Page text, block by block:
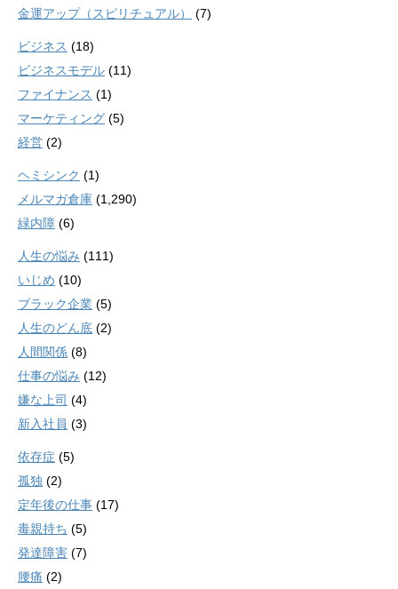
金運アップ（スピリチュアル）
(7)
ビジネス (18)
ビジネスモデル (11)
ファイナンス (1)
マーケティング (5)
経営 (2)
ヘミシンク (1)
メルマガ倉庫 (1,290)
緑内障 (6)
人生の悩み (111)
いじめ (10)
ブラック企業 (5)
人生のどん底 (2)
人間関係 (8)
仕事の悩み (12)
嫌な上司 (4)
新入社員 (3)
依存症 (5)
孤独 (2)
定年後の仕事 (17)
毒親持ち (5)
発達障害 (7)
腰痛 (2)